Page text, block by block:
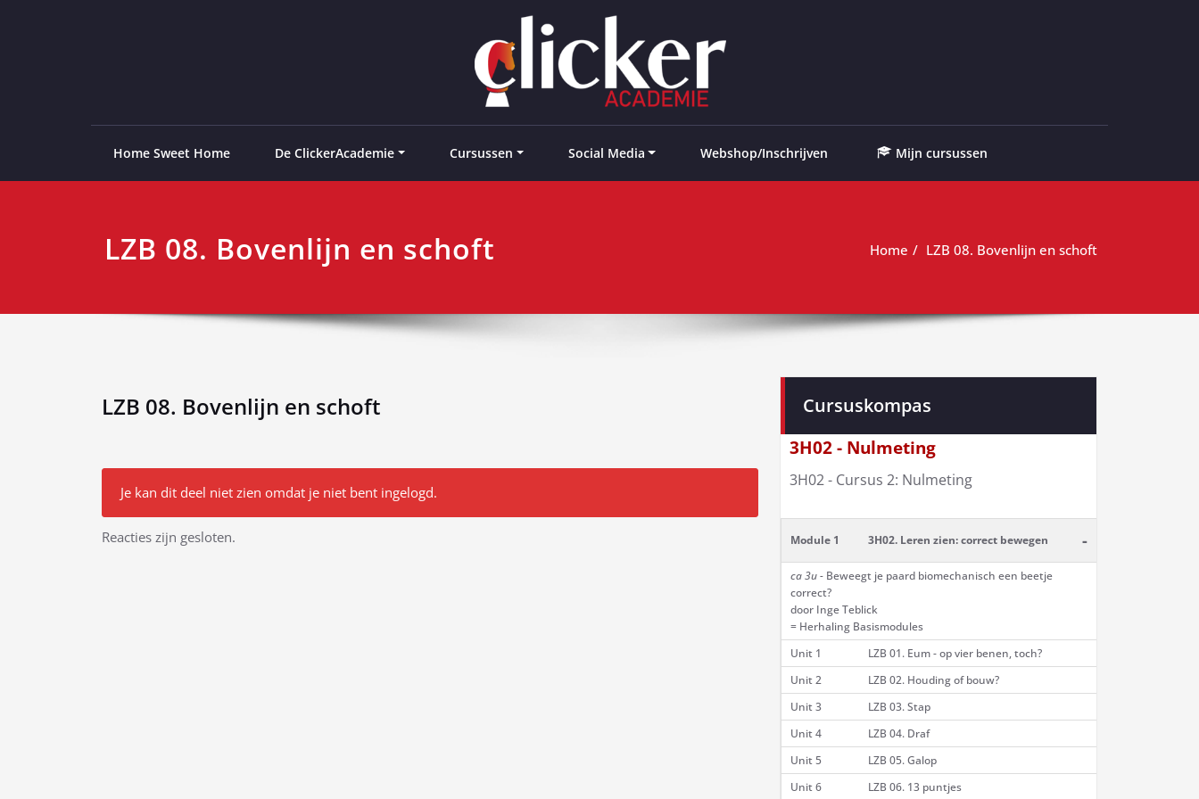
Home Sweet Home De ClickerAcademie Cursussen Social Media Webshop/Inschrijven Mijn cursussen
LZB 08. Bovenlijn en schoft Home LZB 08. Bovenlijn en schoft
LZB 08. Bovenlijn en schoft
Je kan dit deel niet zien omdat je niet bent ingelogd.
Bericht
Reacties zijn gesloten.
Cursuskompas
3H02 - Nulmeting
3H02 - Cursus 2: Nulmeting
Module 1 3H02. Leren zien: correct bewegen -
ca 3u - Beweegt je paard biomechanisch een beetje
correct?
door Inge Teblick
= Herhaling Basismodules
Unit 1
LZB 01. Eum - op vier benen, toch?
Unit 2
LZB 02. Houding of bouw?
Unit 3
LZB 03. Stap
Unit 4
LZB 04. Draf
Unit 5
LZB 05. Galop
Unit 6
LZB 06. 13 puntjes